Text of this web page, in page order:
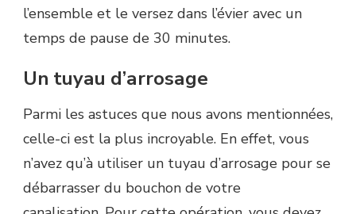
l’ensemble et le versez dans l’évier avec un
temps de pause de 30 minutes.
Un tuyau d’arrosage
Parmi les astuces que nous avons mentionnées,
celle-ci est la plus incroyable. En effet, vous
n’avez qu’à utiliser un tuyau d’arrosage pour se
débarrasser du bouchon de votre